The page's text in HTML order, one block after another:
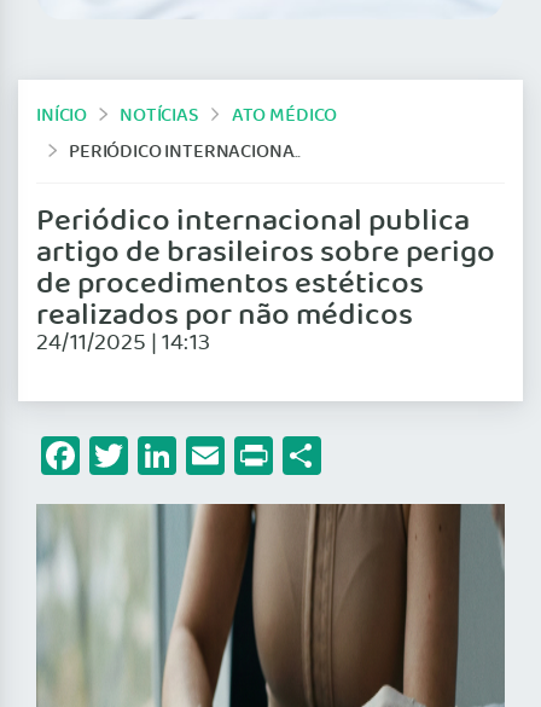
INÍCIO NOTÍCIAS
ATO MÉDICO
PERIÓDICO INTERNACIONAL PUBLICA ARTIGO DE BRASILEIROS SOBRE PERIGO DE PROCEDIMENTOS ESTÉTICOS REALIZADOS POR NÃO MÉDICOS
Periódico internacional publica
artigo de brasileiros sobre perigo
de procedimentos estéticos
realizados por não médicos
24/11/2025 | 14:13
Facebook
Twitter
LinkedIn
Email
Print